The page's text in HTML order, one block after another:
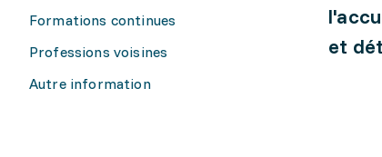
Formations continues
Professions voisines
Autre information
et